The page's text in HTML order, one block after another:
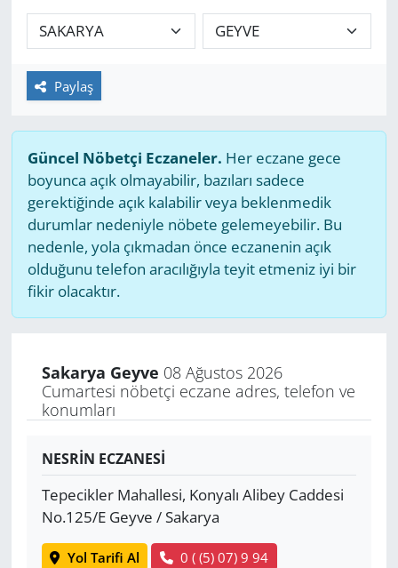
Paylaş
Güncel Nöbetçi Eczaneler. Her eczane gece
boyunca açık olmayabilir, bazıları sadece
gerektiğinde açık kalabilir veya beklenmedik
durumlar nedeniyle nöbete gelemeyebilir. Bu
nedenle, yola çıkmadan önce eczanenin açık
olduğunu telefon aracılığıyla teyit etmeniz iyi bir
fikir olacaktır.
Sakarya Geyve 08 Ağustos 2026
Cumartesi nöbetçi eczane adres, telefon ve
konumları
NESRİN ECZANESİ
Tepecikler Mahallesi, Konyalı Alibey Caddesi
No.125/E Geyve / Sakarya
Yol Tarifi Al 0 ( (5) 07) 9 94
GÜNDEM
HABERDE İNSAN
MAGAZİN
POLİTİKA
RESMİ İLANLAR
SAĞLIK
SPOR